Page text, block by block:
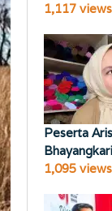
1,117 views
Peserta
1,095 views